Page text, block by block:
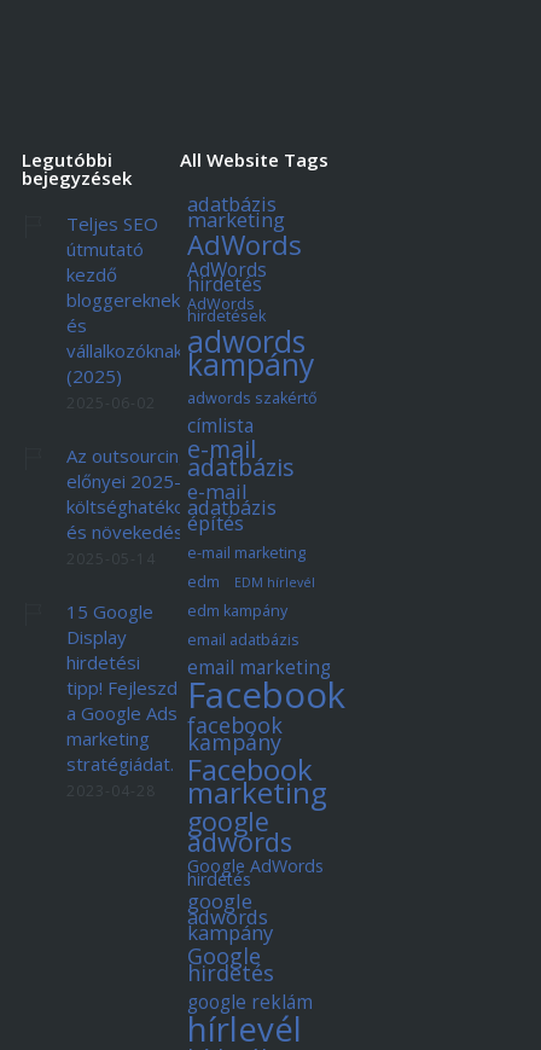
Legutóbbi
bejegyzések
Teljes SEO
útmutató
kezdő
bloggereknek
és
vállalkozóknak
(2025)
Az outsourcing
előnyei 2025-ben:
költséghatékonyság
és növekedés
15 Google
Display
hirdetési
tipp! Fejleszd
a Google Ads
marketing
stratégiádat.
All Website Tags
adatbázis
marketing
AdWords
AdWords
hirdetés
AdWords
hirdetések
adwords
kampány
adwords szakértő
címlista
e-mail
adatbázis
e-mail
adatbázis
építés
e-mail marketing
edm
EDM hírlevél
edm kampány
email adatbázis
email marketing
Facebook
facebook
kampány
Facebook
marketing
google
adwords
Google AdWords
hirdetés
google
adwords
kampány
Google
hirdetés
google reklám
hírlevél